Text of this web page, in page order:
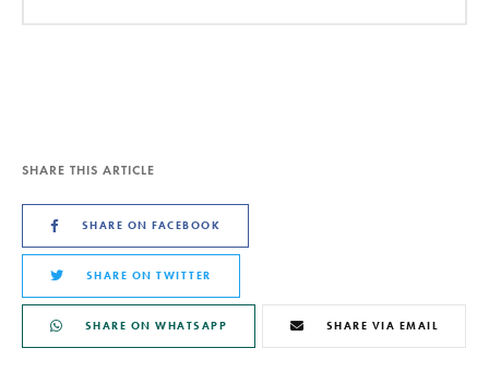
SHARE THIS ARTICLE
SHARE ON FACEBOOK
SHARE ON TWITTER
SHARE ON WHATSAPP SHARE VIA EMAIL